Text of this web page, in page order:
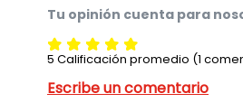
5 Calificación promedio (1